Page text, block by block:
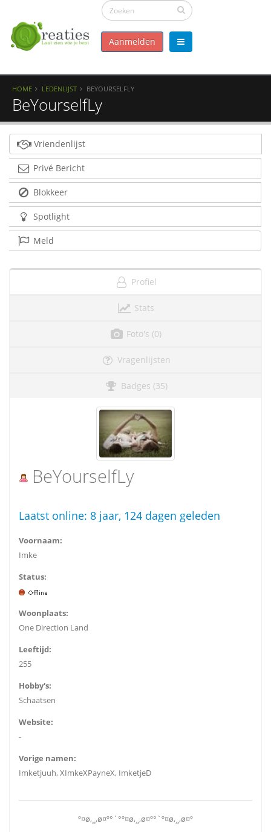
Aanmelden
HOME LEDENLIJST BEYOURSELFLY
BeYourselfLy
Vriendenlijst
Privé Bericht
Blokkeer
Spotlight
Meld
Profiel
Stats
Foto's (0)
Vragenlijsten
Badges (35)
BeYourselfLy
Laatst online: 8 jaar, 124 dagen geleden
Voornaam:
Imke
Status:
Woonplaats:
One Direction Land
Leeftijd:
255
Hobby's:
Schaatsen
Website:
-
Vorige namen:
Imketjuuh, XImkeXPayneX, ImketjeD
º¤ø,¸¸,ø¤º°`°º¤ø,¸¸,ø¤º°`º¤ø,¸¸,ø¤º